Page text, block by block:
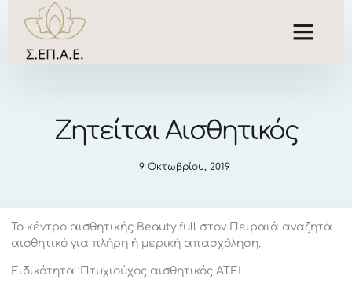
Zητείται Αισθητικός
9 Οκτωβρίου, 2019
Το κέντρο αισθητικής Beauty.full στον Πειραιά αναζητά
αισθητικό για πλήρη ή μερική απασχόληση.
Ειδικότητα :Πτυχιούχος αισθητικός ΑΤΕΙ